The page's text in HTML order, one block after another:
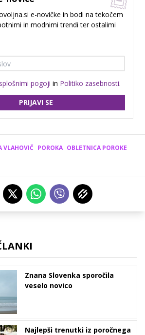
e-novičke in bodi na tekočem
in modnimi trendi ter ostalimi
splošnimi pogoji in Politiko zasebnosti.
PRIJAVI SE
VLAHOVIČ POROKA OBLETNICA POROKE
Znana Slovenka sporočila
veselo novico
Najlepši trenutki iz poročnega